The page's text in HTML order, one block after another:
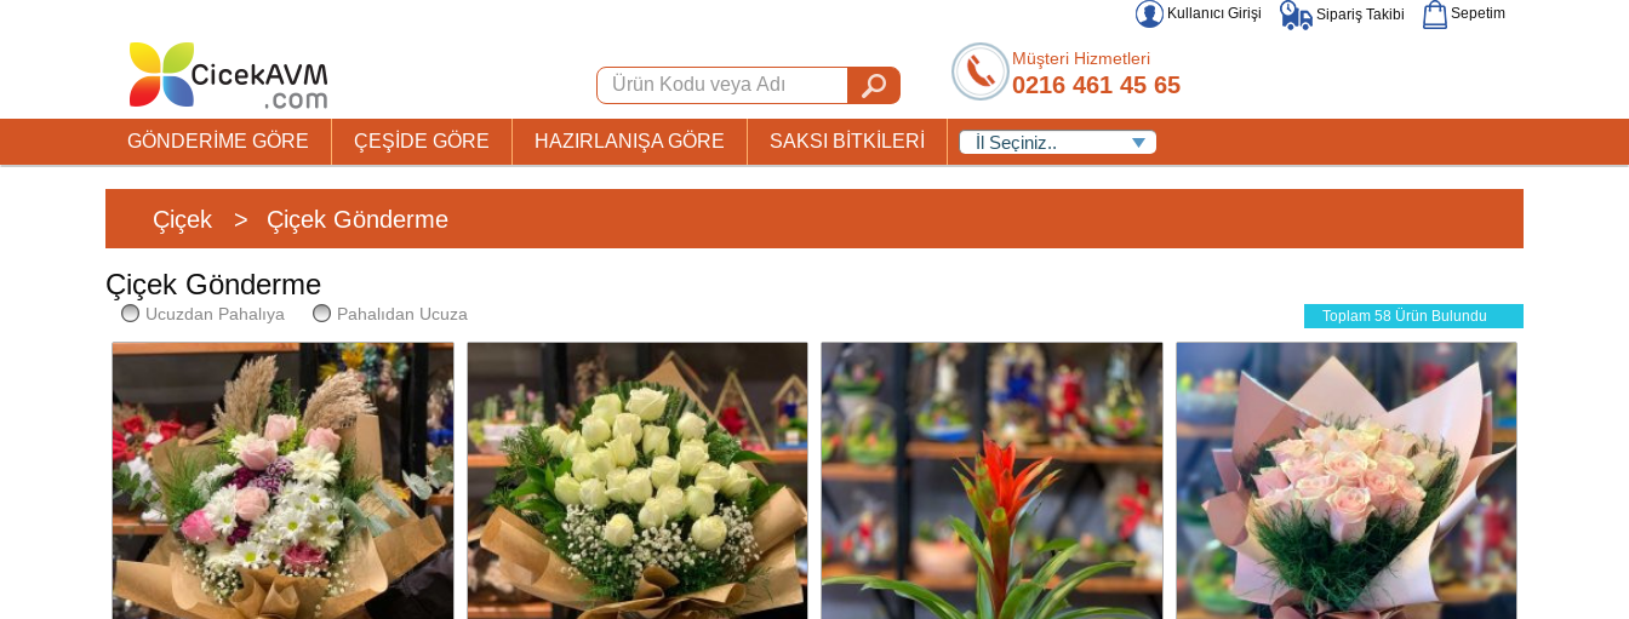
Kullanıcı Girişi Sipariş Takibi Sepetim
Müşteri Hizmetleri
0216 461 45 65
GÖNDERİME GÖRE ÇEŞİDE GÖRE HAZIRLANIŞA GÖRE SAKSI BİTKİLERİ
Çiçek > Çiçek Gönderme
Çiçek Gönderme
Ucuzdan Pahalıya Pahalıdan Ucuza Toplam 58 Ürün Bulundu